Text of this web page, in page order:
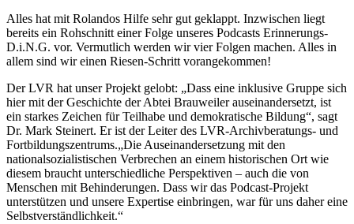
Alles hat mit Rolandos Hilfe sehr gut geklappt. Inzwischen liegt
bereits ein Rohschnitt einer Folge unseres Podcasts Erinnerungs-
D.i.N.G. vor. Vermutlich werden wir vier Folgen machen. Alles in
allem sind wir einen Riesen-Schritt vorangekommen!
Der LVR hat unser Projekt gelobt: „Dass eine inklusive Gruppe sich
hier mit der Geschichte der Abtei Brauweiler auseinandersetzt, ist
ein starkes Zeichen für Teilhabe und demokratische Bildung“, sagt
Dr. Mark Steinert. Er ist der Leiter des LVR-Archivberatungs- und
Fortbildungszentrums.„Die Auseinandersetzung mit den
nationalsozialistischen Verbrechen an einem historischen Ort wie
diesem braucht unterschiedliche Perspektiven – auch die von
Menschen mit Behinderungen. Dass wir das Podcast-Projekt
unterstützen und unsere Expertise einbringen, war für uns daher eine
Selbstverständlichkeit.“